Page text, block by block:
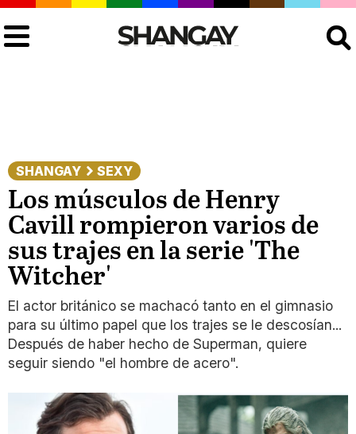
SHANGAY SEXY
Los músculos de Henry
Cavill rompieron varios de
sus trajes en la serie 'The
Witcher'
El actor británico se machacó tanto en el gimnasio
para su último papel que los trajes se le descosían...
Después de haber hecho de Superman, quiere
seguir siendo "el hombre de acero".